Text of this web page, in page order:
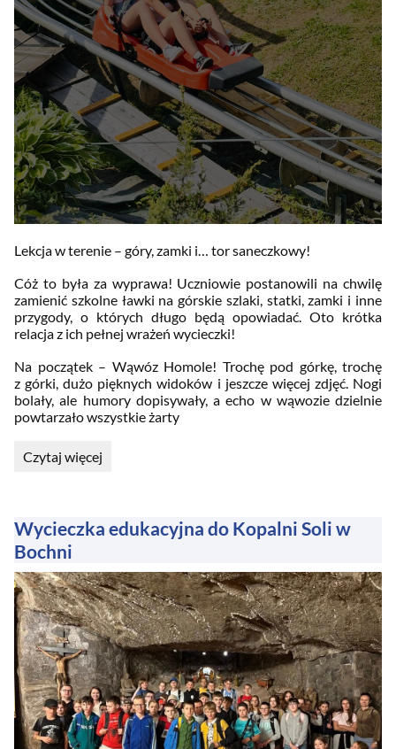
Lekcja w terenie – góry, zamki i… tor saneczkowy!
Cóż to była za wyprawa! Uczniowie postanowili na chwilę
zamienić szkolne ławki na górskie szlaki, statki, zamki i inne
przygody, o których długo będą opowiadać. Oto krótka
relacja z ich pełnej wrażeń wycieczki!
Na początek – Wąwóz Homole! Trochę pod górkę, trochę
z górki, dużo pięknych widoków i jeszcze więcej zdjęć. Nogi
bolały, ale humory dopisywały, a echo w wąwozie dzielnie
powtarzało wszystkie żarty
Lekcja
góry,
zamki,
tor
saneczkowy!
Szkolna
wycieczka
w
Pieniny.:
Czytaj więcej
Wycieczka edukacyjna do Kopalni Soli w
Bochni